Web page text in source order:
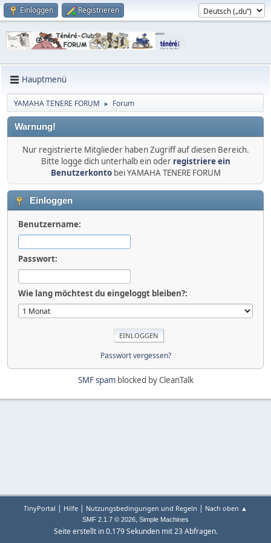
Einloggen Registrieren
Hauptmenü
YAMAHA TENERE FORUM ► Forum
Warnung!
Nur registrierte Mitglieder haben Zugriff auf diesen Bereich.
Bitte logge dich unterhalb ein oder registriere ein
Benutzerkontobei YAMAHA TENERE FORUM
Einloggen
Benutzername:
Passwort:
Wie lang möchtest du eingeloggt bleiben?:
Passwort vergessen?
SMF spamblocked by CleanTalk
TinyPortal | Hilfe | Nutzungsbedingungen und Regeln | Nach oben ▲
SMF 2.1.7 © 2026, Simple Machines
Seite erstellt in 0.179 Sekunden mit 23 Abfragen.